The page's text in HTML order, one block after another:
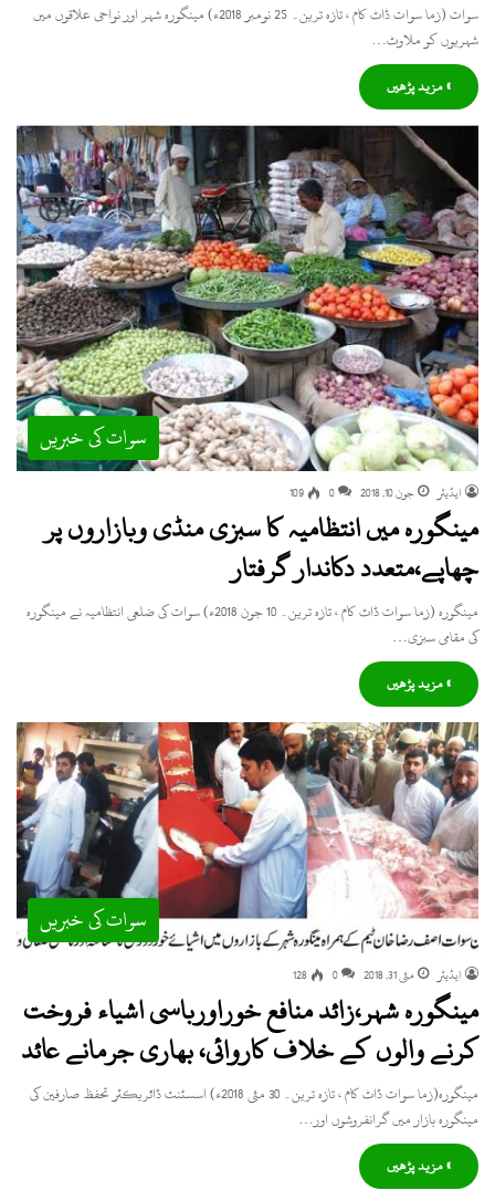
سوات (زما سوات ڈاٹ کام ، تازہ ترین۔ 25 نومبر 2018ء) مینگورہ شہر اور نواحی علاقوں میں
شہریوں کو ملاوٹ…
» مزید پڑھیں
سوات کی خبریں
ایڈیٹر جون 10, 2018 0
109
‎مینگورہ میں انتظامیہ کا سبزی منڈی وبازاروں پر
چھاپے،متعدد دکاندار گرفتار
مینگورہ (زما سوات ڈاٹ کام ، تازہ ترین۔ 10 جون 2018ء) سوات کی ضلعی انتظامیہ نے مینگورہ
کی مقامی سبزی…
» مزید پڑھیں
سوات کی خبریں
ایڈیٹر مئی 31, 2018 0
128
مینگورہ شہر،زائد منافع خوراورباسی اشیاء فروخت
کرنے والوں کے خلاف کاروائی، بھاری جرمانے عائد
مینگورہ(زما سوات ڈاٹ کام ، تازہ ترین۔ 30 مئی 2018ء) اسسٹنٹ ڈائریکٹر تحفظ صارفین کی
مینگورہ بازار میں گرانفروشوں اور…
» مزید پڑھیں